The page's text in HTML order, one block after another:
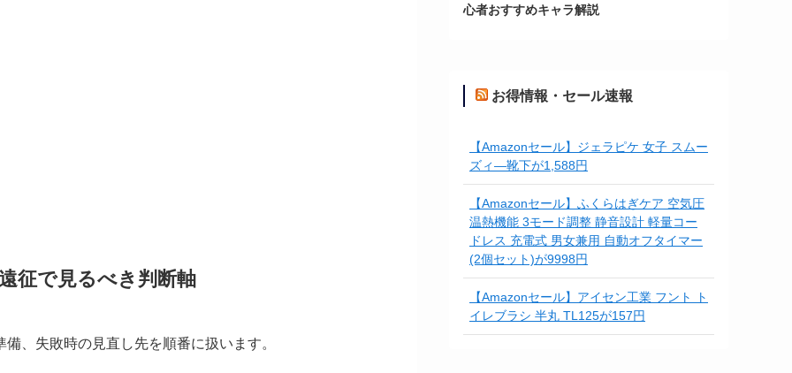
征で見るべき判断軸
、失敗時の見直し先を順番に扱います。
心者おすすめキャラ解説
お得情報・セール速報
【Amazonセール】ジェラピケ 女子 スムー
ズィ―靴下が1,588円
【Amazonセール】ふくらはぎケア 空気圧
温熱機能 3モード調整 静音設計 軽量コー
ドレス 充電式 男女兼用 自動オフタイマー
(2個セット)が9998円
【Amazonセール】アイセン工業 フント ト
イレブラシ 半丸 TL125が157円